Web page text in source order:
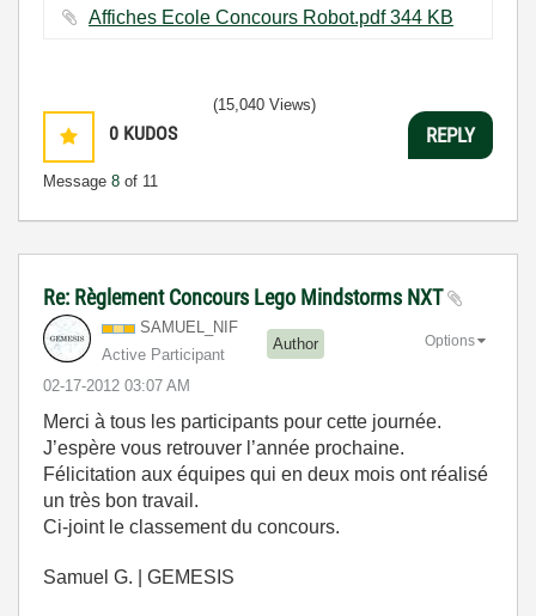
Affiches Ecole Concours Robot.pdf ‏344 KB
0 KUDOS
Message 8 of 11
(15,040 Views)
REPLY
Re: Règlement Concours Lego Mindstorms NXT
SAMUEL_NIF
Active Participant
Author
‎02-17-2012 03:07 AM
Options
Merci à tous les participants pour cette journée.
J’espère vous retrouver l’année prochaine.
Félicitation aux équipes qui en deux mois ont réalisé
un très bon travail.
Ci-joint le classement du concours.
Samuel G. | GEMESIS